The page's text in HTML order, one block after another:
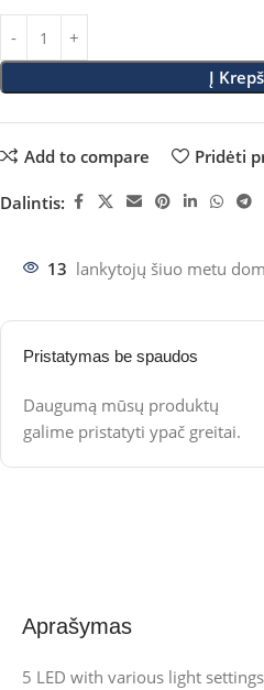
Į
Add to compare Pridėti
Dalintis:
13 lankytojų šiuo metu
Pristatymas be spaudos
Daugumą mūsų produktų
galime pristatyti ypač greitai.
Aprašymas
5 LED with various light